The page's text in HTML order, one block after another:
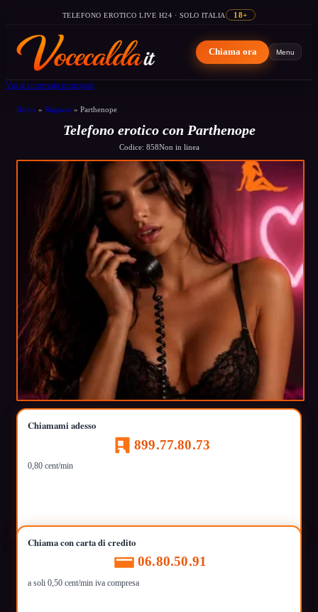
TELEFONO EROTICO LIVE H24 · SOLO ITALIA 18+
Chiama ora Menu
Vai al contenuto principale
Home » Ragazze » Parthenope
Telefono erotico con Parthenope
Codice: 858Non in linea
Chiamami adesso
899.77.80.73
0,80 cent/min
Chiama con carta di credito
06.80.50.91
a soli 0,50 cent/min iva compresa